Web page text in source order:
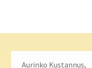
Aurinko Kustannus,